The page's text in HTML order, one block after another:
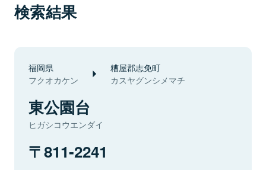
検索結果
福岡県
フクオカケン
糟屋郡志免町
カスヤグンシメマチ
東公園台
ヒガシコウエンダイ
811-2241